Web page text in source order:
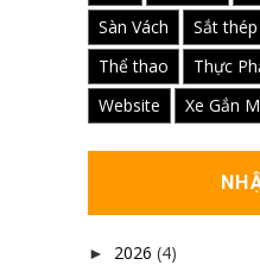
Sàn Vách
Sắt thép
Thể thao
Thực
Website
Xe Gắn
► 2026 (4)